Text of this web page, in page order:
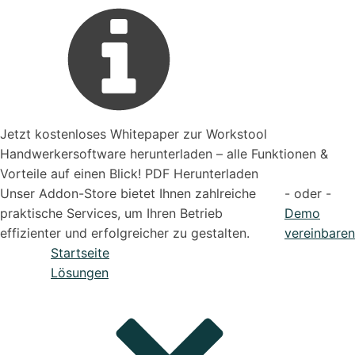
Jetzt kostenloses Whitepaper zur Workstool
Handwerkersoftware herunterladen – alle Funktionen &
Vorteile auf einen Blick! PDF Herunterladen
Unser Addon-Store bietet Ihnen zahlreiche
praktische Services, um Ihren Betrieb
effizienter und erfolgreicher zu gestalten.
- oder -
Demo
vereinbaren
Startseite
Lösungen